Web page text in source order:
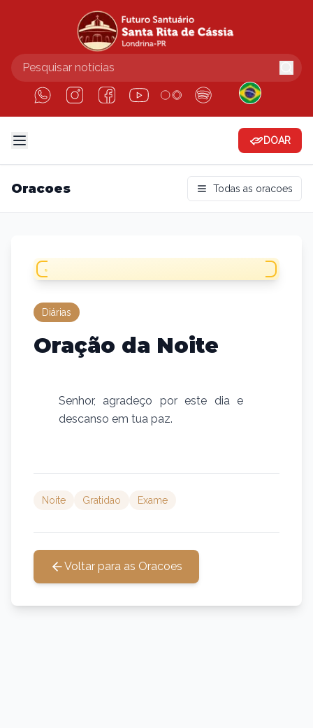
DOAR
Oracoes Todas as oracoes
Diárias
Oração da Noite
Senhor, agradeço por este dia e
descanso em tua paz.
Noite Gratidao Exame
Voltar para as Oracoes